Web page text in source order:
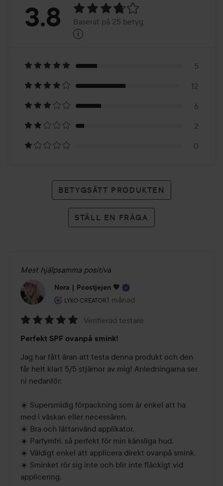
Betyg:
Baserat
på
25
betyg
3.8 Baserat på 25 betyg
i
5
12
6
2
0
BETYGSÄTT PRODUKTEN
STÄLL EN FRÅGA
Mest hjälpsamma positiva
Nora | Pcostjejen 💖
LYKO CREATOR
Användarens roll: Lyko Creator.
1 månad
Inlägget skapades 1 månad
5
av
5
Verifierad testare
Perfekt SPF ovanpå smink!
Jag har fått äran att testa denna produkt och den
får helt klart 5/5 stjärnor av mig! Anledningarna ser
ni nedanför:
☀️ Supersmidig förpackning som är enkel att ha
med i väskan eller necessären.
☀️ Bra och lättanvänd applikator.
☀️ Parfymfri, så perfekt för min känsliga hud.
☀️ Väldigt enkel att applicera direkt ovanpå smink.
☀️ Sminket rör sig inte och blir inte fläckigt vid
applicering.